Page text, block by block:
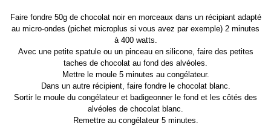
Faire fondre 50g de chocolat noir en morceaux dans un récipiant adapté
au micro-ondes (pichet microplus si vous avez par exemple) 2 minutes
à 400 watts.
Avec une petite spatule ou un pinceau en silicone, faire des petites
taches de chocolat au fond des alvéoles.
Mettre le moule 5 minutes au congélateur.
Dans un autre récipient, faire fondre le chocolat blanc.
Sortir le moule du congélateur et badigeonner le fond et les côtés des
alvéoles de chocolat blanc.
Remettre au congélateur 5 minutes.